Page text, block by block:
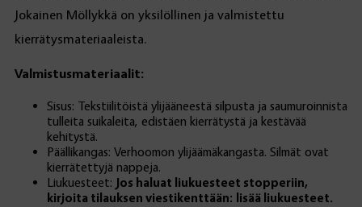
Jokainen Möllykkä on yksilöllinen ja valmistettu
kierrätysmateriaaleista.
Valmistusmateriaalit:
Sisus: Tekstiilitöistä ylijääneestä silpusta ja saumuroinnista
tulleita suikaleita, edistäen kierrätystä ja kestävää
kehitystä.
Päällikangas: Verhoomon ylijäämäkangasta. Silmät ovat
kierrätettyjä nappeja.
Liukuesteet: Jos haluat liukuesteet stopperiin,
kirjoita tilauksen viestikenttään: lisää liukuesteet.